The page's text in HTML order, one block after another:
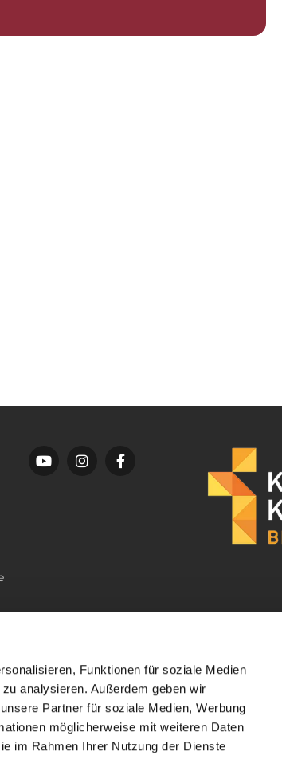
Funktionen für soziale Medien
analysieren. Außerdem geben wir
Partner für soziale Medien, Werbung
möglicherweise mit weiteren Daten
im Rahmen Ihrer Nutzung der Dienste
ChurchDesk-Login